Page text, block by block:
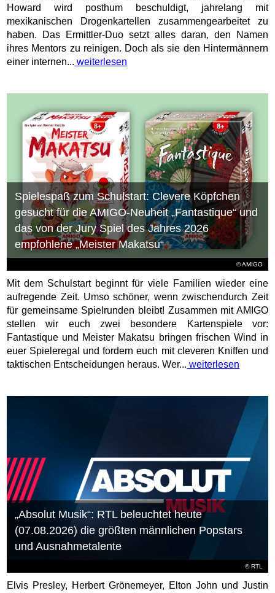
Howard wird posthum beschuldigt, jahrelang mit
mexikanischen Drogenkartellen zusammengearbeitet zu
haben. Das Ermittler-Duo setzt alles daran, den Namen
ihres Mentors zu reinigen. Doch als sie den Hintermännern
einer internen... weiterlesen
© AMIGO
Spielespaß zum Schulstart: Clevere Köpfchen
gesucht für die AMIGO-Neuheit „Fantastique“ und
das von der Jury Spiel des Jahres 2026
empfohlene „Meister Makatsu“
Mit dem Schulstart beginnt für viele Familien wieder eine
aufregende Zeit. Umso schöner, wenn zwischendurch Zeit
für gemeinsame Spielrunden bleibt! Zusammen mit AMIGO
stellen wir euch zwei besondere Kartenspiele vor:
Fantastique und Meister Makatsu bringen frischen Wind in
euer Spieleregal und fordern euch mit cleveren Kniffen und
taktischen Entscheidungen heraus. Wer... weiterlesen
© RTL
„Absolut Musik“: RTL beleuchtet heute
(07.08.2026) die größten männlichen Popstars
und Ausnahmetalente
Elvis Presley, Herbert Grönemeyer, Elton John und Justin